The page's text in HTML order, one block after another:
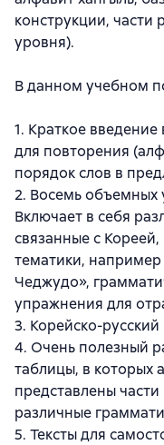
конструкции, части
уровня).
В данном учебном
1. Краткое
для повторения
порядок слов в
2. Восемь объемных
Включает в себя
связанные с
тематики,
Чеджудо»,
упражнения для
3. Корейско-
4. Очень полезный
таблицы, в которых
представлены
различные
5. Тексты для